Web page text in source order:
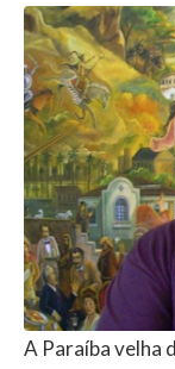
A Paraíba velha